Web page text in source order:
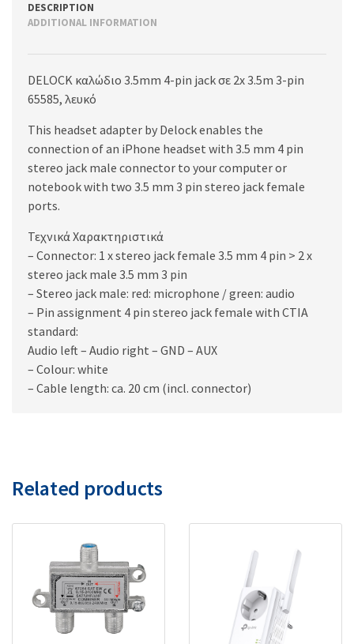
DESCRIPTION
ADDITIONAL INFORMATION
DELOCK καλώδιο 3.5mm 4-pin jack σε 2x 3.5m 3-pin
65585, λευκό
This headset adapter by Delock enables the
connection of an iPhone headset with 3.5 mm 4 pin
stereo jack male connector to your computer or
notebook with two 3.5 mm 3 pin stereo jack female
ports.
Τεχνικά Χαρακτηριστικά
– Connector: 1 x stereo jack female 3.5 mm 4 pin > 2 x
stereo jack male 3.5 mm 3 pin
– Stereo jack male: red: microphone / green: audio
– Pin assignment 4 pin stereo jack female with CTIA
standard:
Audio left – Audio right – GND – AUX
– Colour: white
– Cable length: ca. 20 cm (incl. connector)
Related products